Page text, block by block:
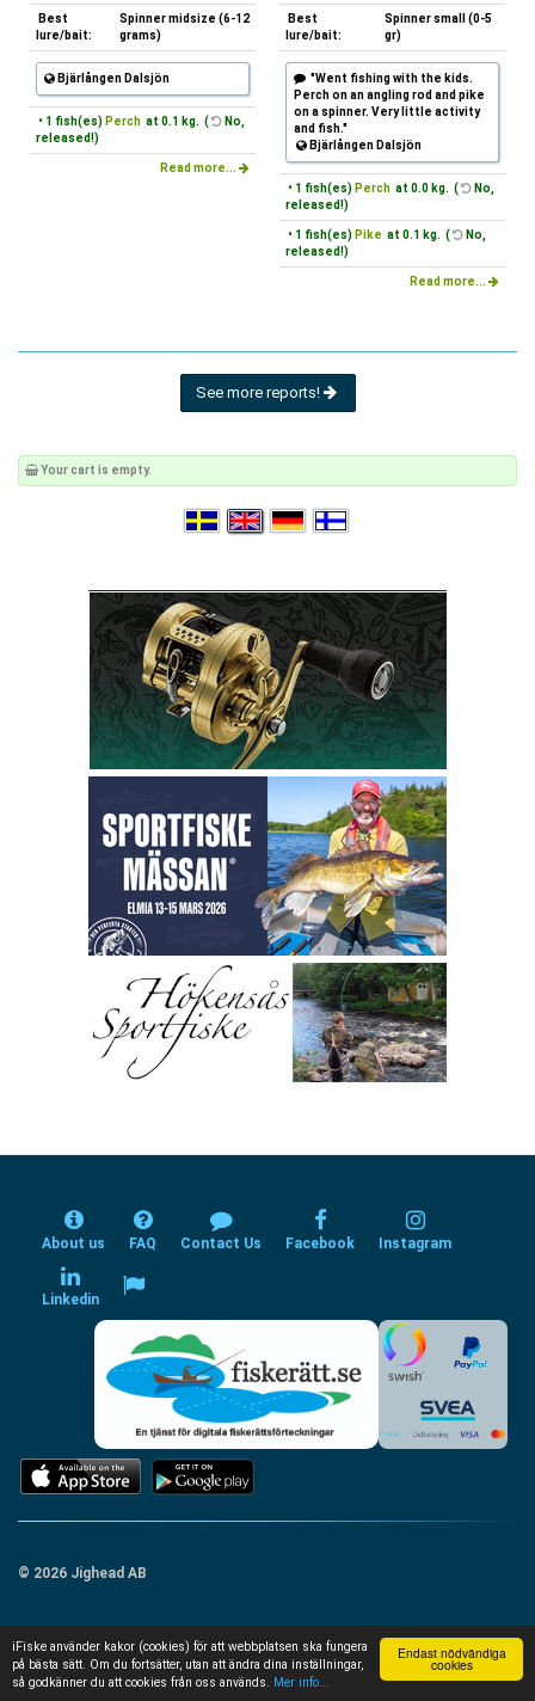
Endast nödvändiga
cookies
iFiske använder kakor (cookies) för att webbplatsen ska fungera
på bästa sätt. Om du fortsätter, utan att ändra dina inställningar,
så godkänner du att cookies från oss används.
Mer info...
Best
lure/bait:
Spinner midsize (6-12
grams)
Bjärlången Dalsjön
• 1 fish(es) Perch at 0.1 kg. (
No,
released!)
Read more...
Best
lure/bait:
Spinner small (0-5
gr)
"Went fishing with the kids.
Perch on an angling rod and pike
on a spinner. Very little activity
and fish."
Bjärlången Dalsjön
• 1 fish(es) Perch at 0.0 kg. (
No,
released!)
• 1 fish(es) Pike at 0.1 kg. (
No,
released!)
Read more...
See more reports!
Your cart is empty.
About us FAQ Contact Us Facebook Instagram
Linkedin
© 2026 Jighead AB